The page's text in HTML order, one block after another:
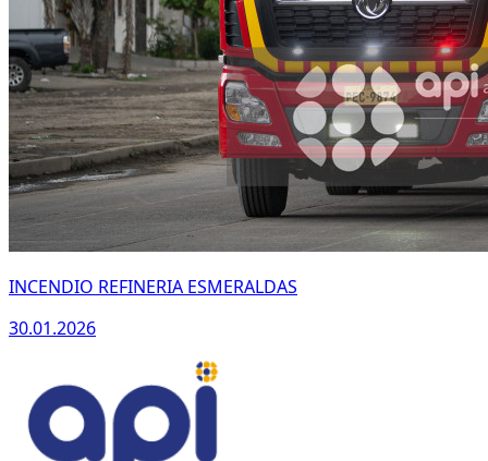
INCENDIO REFINERIA ESMERALDAS
30.01.2026